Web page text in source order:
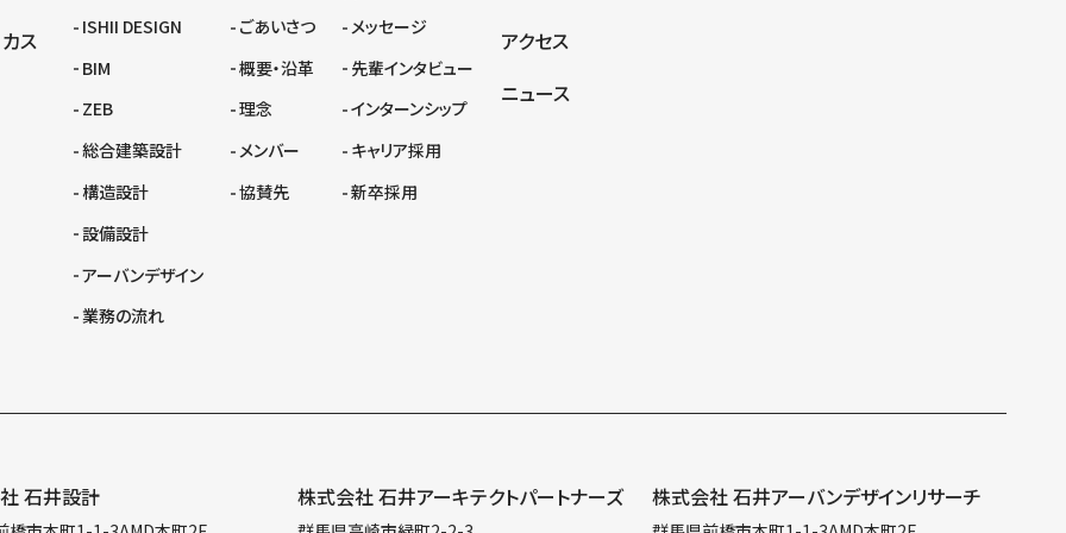
ス
ISHII DESIGN
BIM
ZEB
総合建築設計
構造設計
設備設計
アーバンデザイン
業務の流れ
ごあいさつ
概要・沿革
理念
メンバー
協賛先
メッセージ
先輩インタビュー
インターンシップ
キャリア採用
新卒採用
アクセス
ニュース
石井設計 株式会社 石井アーキテクトパートナーズ 株式会社 石井アーバンデザインリサーチ